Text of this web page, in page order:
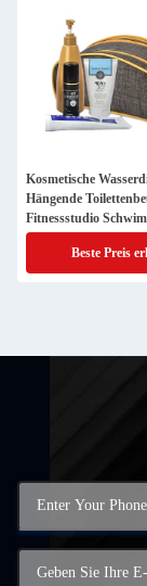
Kosmetische
Hängende
Fitnessstudio
Camping 25x13x12cm
Beste Preis